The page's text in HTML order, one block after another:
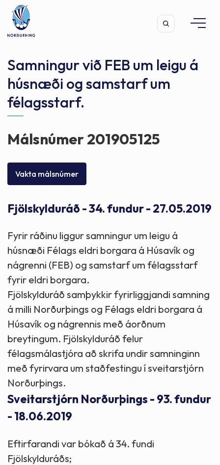
Leita
Samningur við FEB um leigu á
húsnæði og samstarf um
félagsstarf.
Málsnúmer 201905125
Vakta málsnúmer
Fjölskylduráð - 34. fundur - 27.05.2019
Fyrir ráðinu liggur samningur um leigu á
húsnæði Félags eldri borgara á Húsavík og
nágrenni (FEB) og samstarf um félagsstarf
fyrir eldri borgara.
Fjölskylduráð samþykkir fyrirliggjandi samning
á milli Norðurþings og Félags eldri borgara á
Húsavík og nágrennis með áorðnum
breytingum. Fjölskylduráð felur
félagsmálastjóra að skrifa undir samninginn
með fyrirvara um staðfestingu í sveitarstjórn
Norðurþings.
Sveitarstjórn Norðurþings - 93. fundur
- 18.06.2019
Eftirfarandi var bókað á 34. fundi
Fjölskylduráðs;